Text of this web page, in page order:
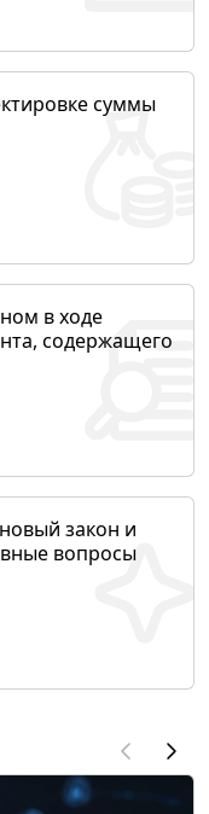
суммы
в ходе
содержащего
закон и
вопросы